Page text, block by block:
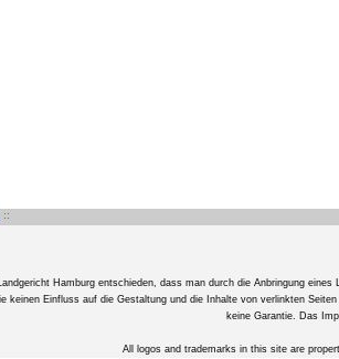
::
Hamburg entschieden, dass man durch die Anbringung
keinen Einfluss auf die Gestaltung und die Inhalte von verlinkten
keine Garantie. Das
All logos and trademarks in this site are